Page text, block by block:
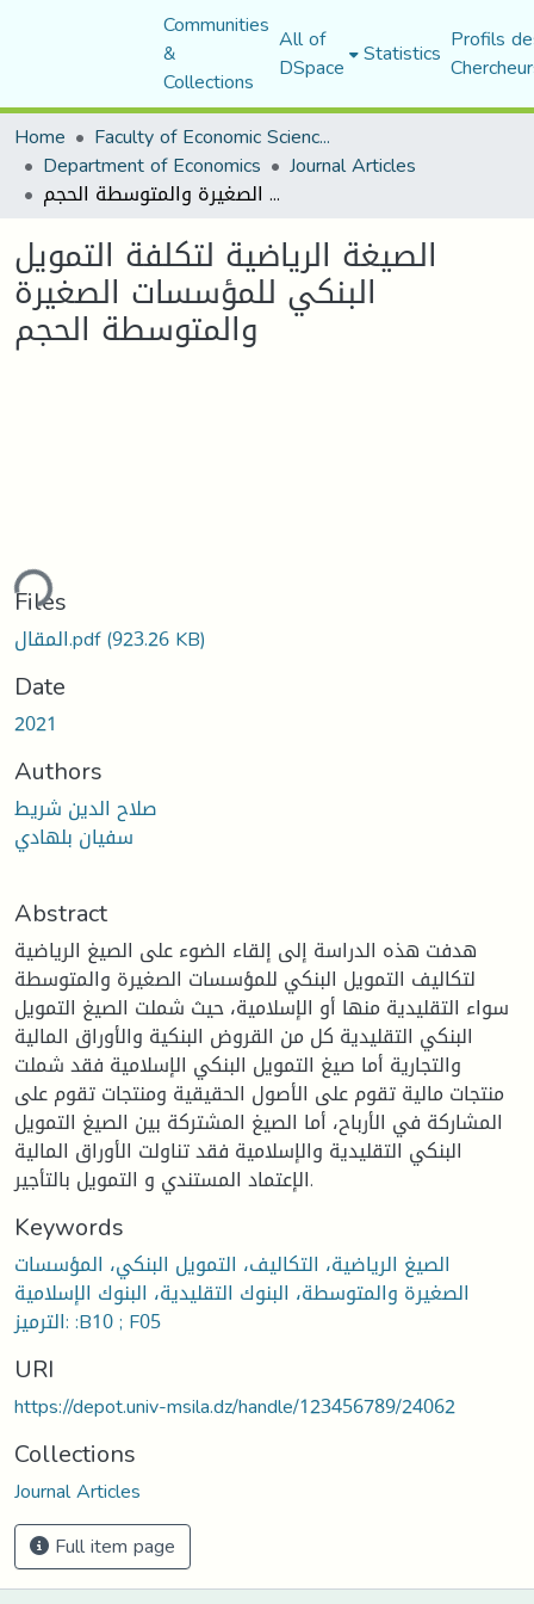
Communities
&
Collections
All of
DSpace Statistics Profils
Home
Faculty of Economic Sciences, Commerce and Management Sciences
Department of Economics Journal Articles
الصيغة الرياضية لتكلفة التمويل البنكي للمؤسسات الصغيرة والمتوسطة الحجم
الصيغة الرياضية لتكلفة التمويل
البنكي للمؤسسات الصغيرة
والمتوسطة الحجم
Files
المقال.pdf(923.26 KB)
Date
2021
Authors
صلاح الدين شريط
سفيان بلهادي
Abstract
هدفت هذه الدراسة إلى إلقاء الضوء على الصيغ الرياضية
لتكاليف التمويل البنكي للمؤسسات الصغيرة والمتوسطة
سواء التقليدية منها أو الإسلامية، حيث شملت الصيغ التمويل
البنكي التقليدية كل من القروض البنكية والأوراق المالية
والتجارية أما صيغ التمويل البنكي الإسلامية فقد شملت
منتجات مالية تقوم على الأصول الحقيقية ومنتجات تقوم على
المشاركة في الأرباح، أما الصيغ المشتركة بين الصيغ التمويل
البنكي التقليدية والإسلامية فقد تناولت الأوراق المالية
الإعتماد المستندي و التمويل بالتأجير.
Keywords
الصيغ الرياضية، التكاليف، التمويل البنكي، المؤسسات
الصغيرة والمتوسطة، البنوك التقليدية، البنوك الإسلامية
الترميز: :B10 ; F05
URI
https://depot.univ-msila.dz/handle/123456789/24062
Collections
Journal Articles
Full item page